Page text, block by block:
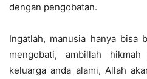
dengan pengobatan.
Ingatlah, manusia hanya bisa
mengobati, ambillah
keluarga anda alami, Allah